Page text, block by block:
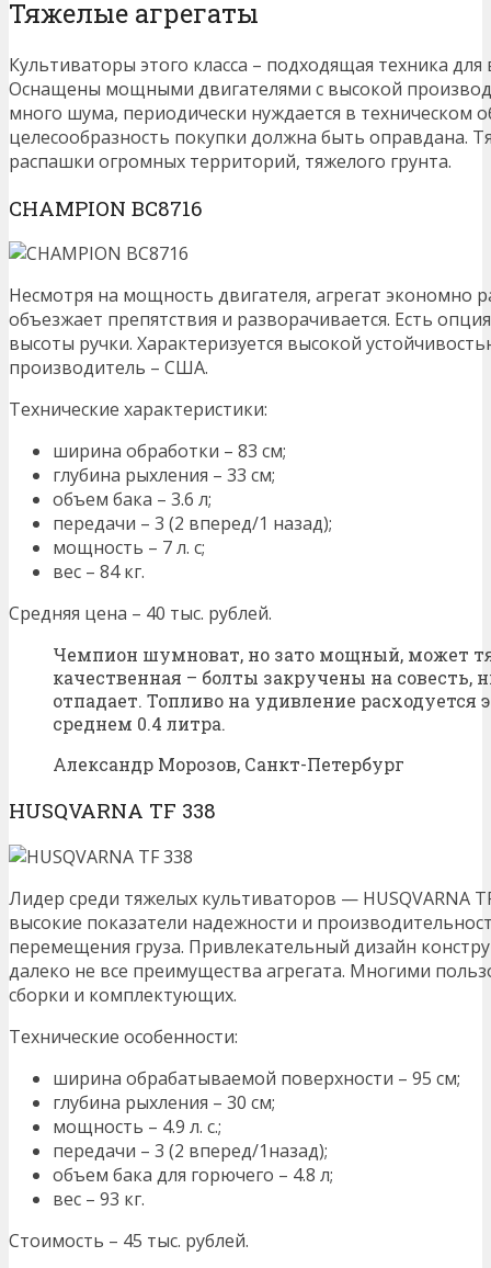
Тяжелые агрегаты
Культиваторы этого класса – подходящая техника
Оснащены мощными двигателями с высокой
много шума, периодически нуждается в техническом
целесообразность покупки должна быть оправдана.
распашки огромных территорий, тяжелого грунта.
CHAMPION BC8716
Несмотря на мощность двигателя, агрегат экономно
объезжает препятствия и разворачивается. Есть
высоты ручки. Характеризуется высокой
производитель – США.
Технические характеристики:
ширина обработки – 83 см;
глубина рыхления – 33 см;
объем бака – 3.6 л;
передачи – 3 (2 вперед/1 назад);
мощность – 7 л. с;
вес – 84 кг.
Средняя цена – 40 тыс. рублей.
Чемпион шумноват, но зато мощный, может
качественная – болты закручены на совесть,
отпадает. Топливо на удивление расходуется
среднем 0.4 литра.
Александр Морозов, Санкт-Петербург
HUSQVARNA TF 338
Лидер среди тяжелых культиваторов — HUSQVARNA
высокие показатели надежности и
перемещения груза. Привлекательный дизайн
далеко не все преимущества агрегата. Многими
сборки и комплектующих.
Технические особенности:
ширина обрабатываемой поверхности – 95 см;
глубина рыхления – 30 см;
мощность – 4.9 л. с.;
передачи – 3 (2 вперед/1назад);
объем бака для горючего – 4.8 л;
вес – 93 кг.
Стоимость – 45 тыс. рублей.